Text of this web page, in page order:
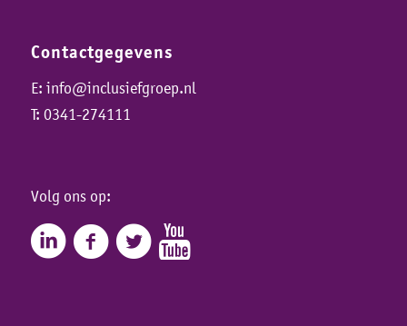
Contactgegevens
E: info@inclusiefgroep.nl
T: 0341-274111
Volg ons op: